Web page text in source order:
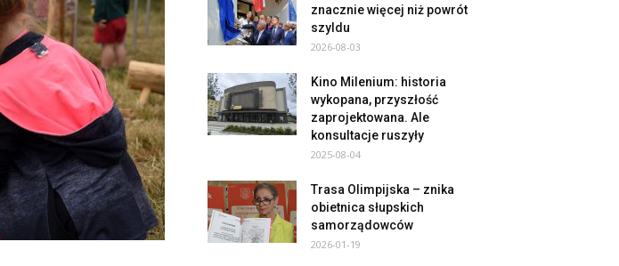
znacznie więcej niż powrót
szyldu
2026-08-03
Kino Milenium: historia
wykopana, przyszłość
zaprojektowana. Ale
konsultacje ruszyły
2025-08-04
Trasa Olimpijska – znika
obietnica słupskich
samorządowców
2026-01-19